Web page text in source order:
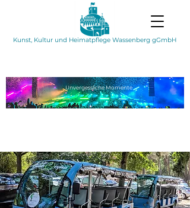
Kunst, Kultur und Heimatpflege Wassenberg gGmbH
UnvergesslicheMomente